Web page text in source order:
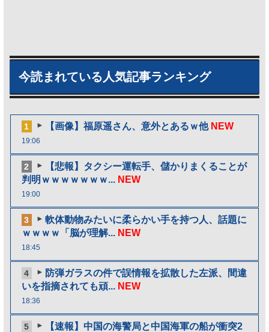
今読まれている人気記事ランキング
1 【画像】福原遥さん、意外とあるｗ他 NEW
19:06
2
【悲報】タクシー運転手、儲かりまくることが
判明ｗｗｗｗｗｗｗ... NEW
19:00
3
軟体動物みたいに柔らかい手を持つ人、話題に
ｗｗｗｗ「脳が理解... NEW
18:45
4
防弾ガラスの件で誤情報を拡散した左派、間違
いを指摘されても頑... NEW
18:36
5
【速報】中国の海警局と中国海軍の船が衝突2